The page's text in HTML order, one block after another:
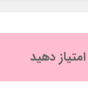
دهید